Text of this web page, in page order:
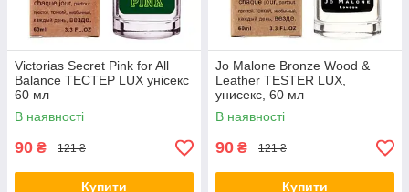
Victorias Secret Pink for All
Balance ТЕСТЕР LUX унісекс
60 мл
В наявності
90 ₴ 121 ₴
Купити
Jo Malone Bronze Wood &
Leather TESTER LUX,
унисекс, 60 мл
В наявності
90 ₴ 121 ₴
Купити